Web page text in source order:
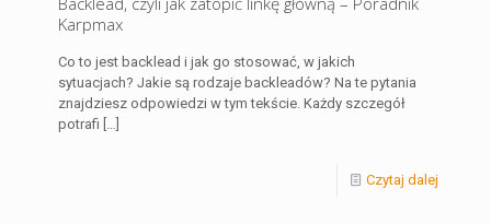
Karpmax
Co to jest backlead i jak go stosować, w jakich
sytuacjach? Jakie są rodzaje backleadów? Na te pytania
znajdziesz odpowiedzi w tym tekście. Każdy szczegół
potrafi […]
Czytaj dalej